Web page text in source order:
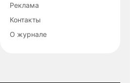
Реклама
Контакты
О журнале